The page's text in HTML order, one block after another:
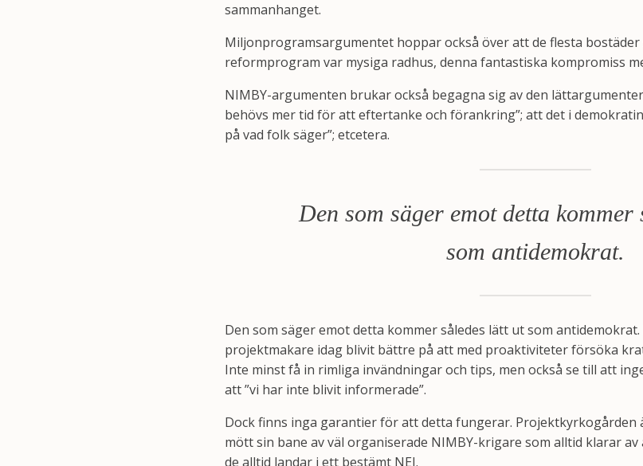
sammanhanget.
Miljonprogramsargumentet hoppar också över att de flesta bostäder
reformprogram var mysiga radhus, denna fantastiska kompromiss
NIMBY-argumenten brukar också begagna sig av den
behövs mer tid för att eftertanke och förankring”; att det i
på vad folk säger”; etcetera.
Den som säger emot detta kommer
som antidemokrat.
Den som säger emot detta kommer således lätt ut som
projektmakare idag blivit bättre på att med proaktiviteter försöka
Inte minst få in rimliga invändningar och tips, men också se till att
att ”vi har inte blivit informerade”.
Dock finns inga garantier för att detta fungerar. Projektkyrkogården
mött sin bane av väl organiserade NIMBY-krigare som alltid klarar
de alltid landar i ett bestämt NEJ.